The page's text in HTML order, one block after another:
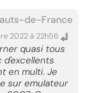
de-France
2022 à 22h56
quasi tous
d'excellents
en multi. Je
sur emulateur